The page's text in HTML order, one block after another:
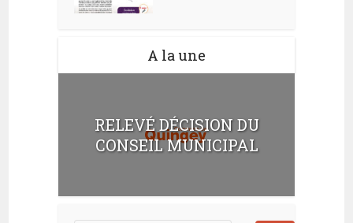
A la une
RELEVÉ DÉCISION DU
CONSEIL MUNICIPAL